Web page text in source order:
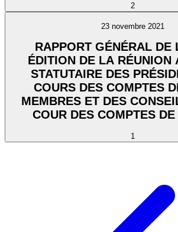
2
23 novembre 2021
RAPPORT GÉNÉRAL DE
ÉDITION DE LA RÉUNION ANNUELLE
STATUTAIRE DES
COURS DES COMPTES
MEMBRES ET DES
COUR DES COMPTES DE
1